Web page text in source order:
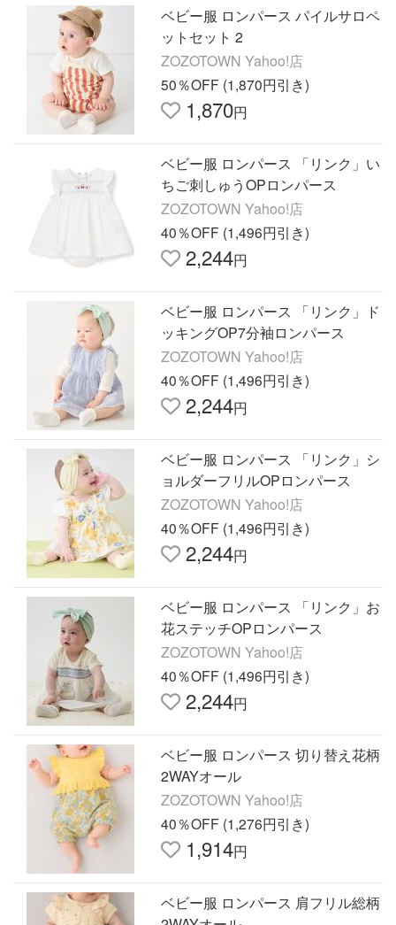
ベビー服 ロンパース パイルサロペ
ットセット 2
ZOZOTOWN Yahoo!店
50％OFF (1,870円引き)
1,870円
ベビー服 ロンパース 「リンク」い
ちご刺しゅうOPロンパース
ZOZOTOWN Yahoo!店
40％OFF (1,496円引き)
2,244円
ベビー服 ロンパース 「リンク」ド
ッキングOP7分袖ロンパース
ZOZOTOWN Yahoo!店
40％OFF (1,496円引き)
2,244円
ベビー服 ロンパース 「リンク」シ
ョルダーフリルOPロンパース
ZOZOTOWN Yahoo!店
40％OFF (1,496円引き)
2,244円
ベビー服 ロンパース 「リンク」お
花ステッチOPロンパース
ZOZOTOWN Yahoo!店
40％OFF (1,496円引き)
2,244円
ベビー服 ロンパース 切り替え花柄
2WAYオール
ZOZOTOWN Yahoo!店
40％OFF (1,276円引き)
1,914円
ベビー服 ロンパース 肩フリル総柄